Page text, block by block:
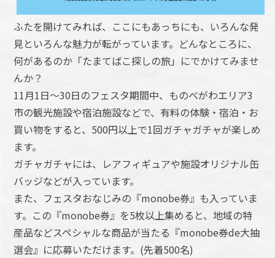
ふたを開けてみれば、ここにもあっちにも、いろんな発
見といろんな魅力が転がっています。どんなところに、
何があるのか「たまてばこ探しの旅」にでかけてみませ
んか？
11月1日～30日のフェスタ期間中、ものべがわエリア3
市の観光施設や宿泊施設などで、有料の体験・宿泊・お
買い物をすると、500円以上で1回ガチャガチャが楽しめ
ます。
ガチャガチャには、レアフィギュアや施設オリジナル缶
バッジなどが入っています。
また、フェスタおなじみの『monobe券』も入っていま
す。この『monobe券』を5枚以上集めると、地域の特
産品などスペシャルな商品が当たる『monobe券de大抽
選会』に応募いただけます。(先着500名)